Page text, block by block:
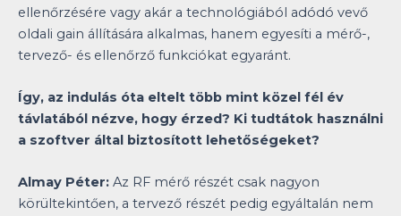
ellenőrzésére vagy akár a technológiából adódó vevő
oldali gain állítására alkalmas, hanem egyesíti a mérő-,
tervező- és ellenőrző funkciókat egyaránt.
Így, az indulás óta eltelt több mint közel fél év
távlatából nézve, hogy érzed? Ki tudtátok használni
a szoftver által biztosított lehetőségeket?
Almay Péter: Az RF mérő részét csak nagyon
körültekintően, a tervező részét pedig egyáltalán nem